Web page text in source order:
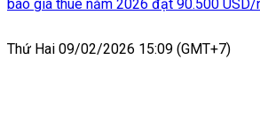
báo giá thuê năm 2026 đạt 90.500 USD/
Thứ Hai 09/02/2026 15:09 (GMT+7)